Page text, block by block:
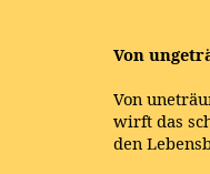
Von
Von
wirft das
den